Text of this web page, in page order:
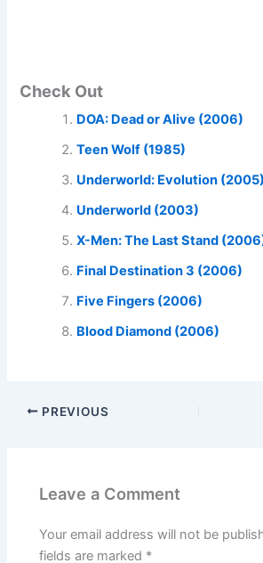
Check Out
DOA: Dead or Alive (2006)
Teen Wolf (1985)
Underworld: Evolution (2005)
Underworld (2003)
X-Men: The Last Stand
Final Destination 3 (2006)
Five Fingers (2006)
Blood Diamond (2006)
PREVIOUS
Leave a Comment
Your email address will not be
fields are marked *